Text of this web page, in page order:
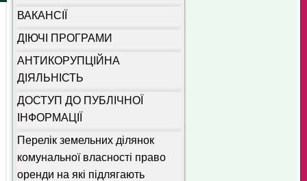
ВАКАНСІЇ
ДІЮЧІ ПРОГРАМИ
АНТИКОРУПЦІЙНА
ДІЯЛЬНІСТЬ
ДОСТУП ДО ПУБЛІЧНОЇ
ІНФОРМАЦІЇ
Перелік земельних ділянок
комунальної власності право
оренди на які підлягають